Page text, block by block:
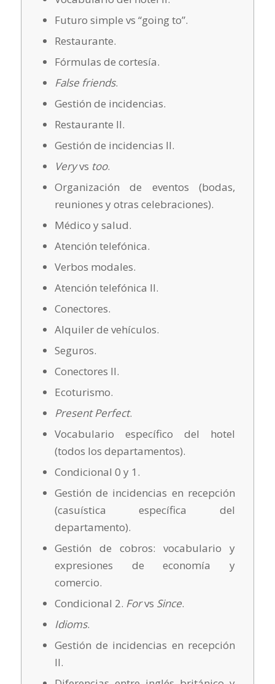
Futuro simple vs “going to”.
Restaurante.
Fórmulas de cortesía.
False friends.
Gestión de incidencias.
Restaurante II.
Gestión de incidencias II.
Veryvs too.
Organización de eventos (bodas,
reuniones y otras celebraciones).
Médico y salud.
Atención telefónica.
Verbos modales.
Atención telefónica II.
Conectores.
Alquiler de vehículos.
Seguros.
Conectores II.
Ecoturismo.
Present Perfect.
Vocabulario específico del hotel
(todos los departamentos).
Condicional 0 y 1.
Gestión de incidencias en recepción
(casuística específica del
departamento).
Gestión de cobros: vocabulario y
expresiones de economía y
comercio.
Condicional 2. Forvs Since.
Idioms.
Gestión de incidencias en recepción
II.